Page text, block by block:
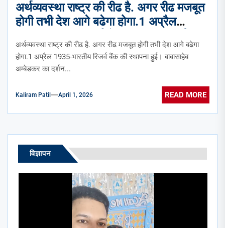
अर्थव्यवस्था राष्ट्र की रीढ है. अगर रीढ मजबूत
होगी तभी देश आगे बढेगा होगा.1 अप्रैल
बाबासाहेब अम्बेडकर का दर्शन और आज की
वास्तविकता।
अर्थव्यवस्था राष्ट्र की रीढ है. अगर रीढ मजबूत होगी तभी देश आगे बढेगा
होगा.1 अप्रैल 1935-भारतीय रिजर्व बैंक की स्थापना हुई। बाबासाहेब
अम्बेडकर का दर्शन...
Kaliram Patil April 1, 2026 READ MORE
विज्ञापन